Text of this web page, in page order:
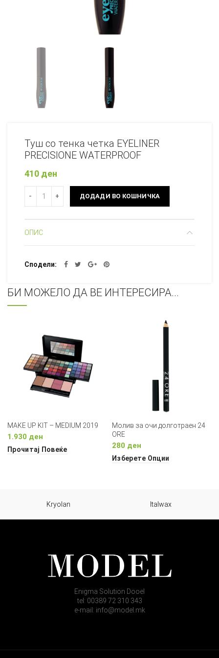
Туш со тенка четка EYELINER
PRECISIONE WATERPROOF
410 ден
ДОДАДИ ВО КОШНИЧКА
ОПИС
Сподели
БИ МОЖЕЛО ДА ВЕ ИНТЕРЕСИРА...
MAKE UP KIT – MEDIUM 2019
1.930 ден
Прочитај Повеќе
Молив за очи долготраен 24
ORE
280 ден
Изберете Опции
Kryolan Italwax
Enigma Solution Dooel
tel: 00389 72 310 343
e-mail: info@model.mk